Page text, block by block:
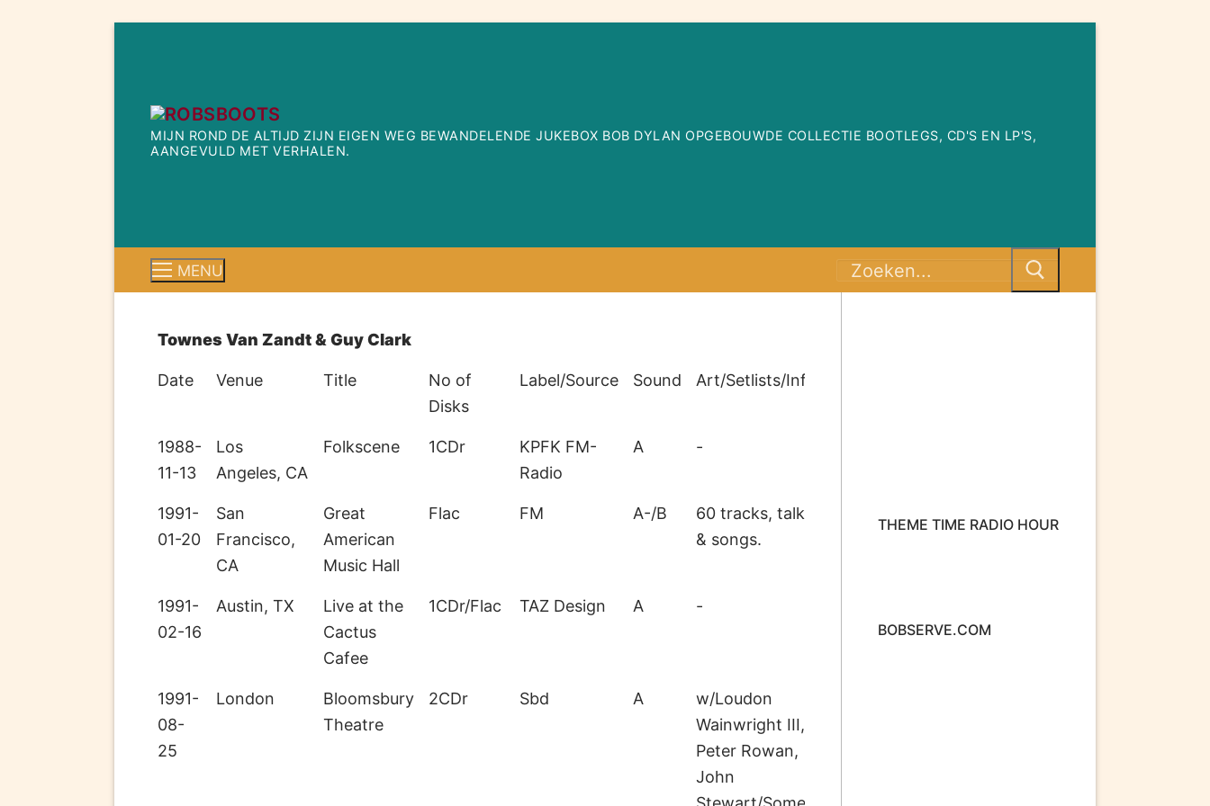
inhoud
MIJN ROND DE ALTIJD ZIJN EIGEN WEG BEWANDELENDE JUKEBOX BOB DYLAN OPGEBOUWDE COLLECTIE BOOTLEGS, CD'S EN LP'S,
AANGEVULD MET VERHALEN.
MENU
Zoeken
Townes Van Zandt & Guy Clark
Date Venue Title
No of
Disks
Label/Source Sound Art/Setlists/Info
1988-
11-13
Los
Angeles, CA
Folkscene 1CDr
KPFK FM-
Radio
A -
1991-
01-20
San
Francisco,
CA
Great
American
Music Hall
Flac FM A-/B
60 tracks, talks
& songs.
1991-
02-16
Austin, TX
Live at the
Cactus
Cafee
1CDr/Flac TAZ Design A -
1991-
08-
25
London
Bloomsbury
Theatre
2CDr Sbd A
w/Loudon
Wainwright III,
Peter Rowan,
John
THEME TIME RADIO HOUR
BOBSERVE.COM